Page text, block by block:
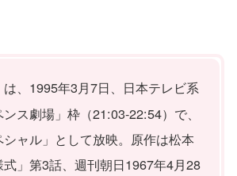
は、1995年3月7日、日本テレビ系
ス劇場」枠（21:03-22:54）で、
シャル」として放映。原作は松本
」第3話、週刊朝日1967年4月28